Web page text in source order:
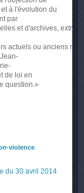
et à l'évolution du
par
et d'archives, extrait
actuels ou anciens
Jean-
de loi en
question.»
violence
du 30 avril 2014